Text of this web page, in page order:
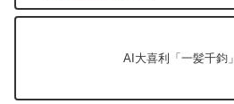
AI大喜利「一髪千鈞」